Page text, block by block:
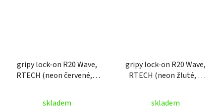
gripy lock-on R20 Wave,
RTECH (neon červené, 1
skladem
gripy lock-on R20 Wave,
RTECH (neon žluté, 1
skladem